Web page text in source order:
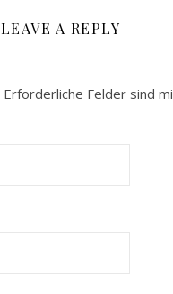
LEAVE A REPLY
Erforderliche Felder sind